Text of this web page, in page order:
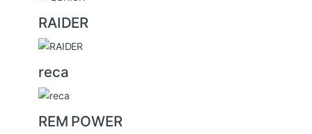
RAIDER
reca
REM POWER